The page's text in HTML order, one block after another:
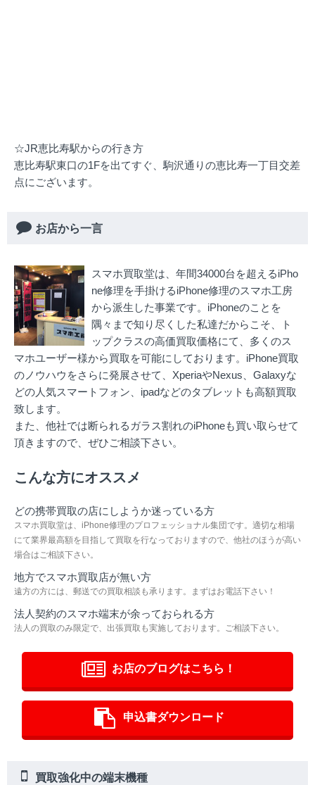
☆JR恵比寿駅からの行き方
恵比寿駅東口の1Fを出てすぐ、駒沢通りの恵比寿一丁目交差
点にございます。
お店から一言
スマホ買取堂は、年間34000台を超えるiPho
ne修理を手掛けるiPhone修理のスマホ工房
から派生した事業です。iPhoneのことを
隅々まで知り尽くした私達だからこそ、ト
ップクラスの高価買取価格にて、多くのス
マホユーザー様から買取を可能にしております。iPhone買取
のノウハウをさらに発展させて、XperiaやNexus、Galaxyな
どの人気スマートフォン、ipadなどのタブレットも高額買取
致します。
また、他社では断られるガラス割れのiPhoneも買い取らせて
頂きますので、ぜひご相談下さい。
こんな方にオススメ
どの携帯買取の店にしようか迷っている方
スマホ買取堂は、iPhone修理のプロフェッショナル集団です。適切な相場
にて業界最高額を目指して買取を行なっておりますので、他社のほうが高い
場合はご相談下さい。
地方でスマホ買取店が無い方
遠方の方には、郵送での買取相談も承ります。まずはお電話下さい！
法人契約のスマホ端末が余っておられる方
法人の買取のみ限定で、出張買取も実施しております。ご相談下さい。
お店のブログはこちら！
申込書ダウンロード
買取強化中の端末機種